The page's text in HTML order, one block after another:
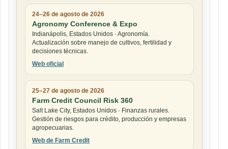
24–26 de agosto de 2026
Agronomy Conference & Expo
Indianápolis, Estados Unidos · Agronomía.
Actualización sobre manejo de cultivos, fertilidad y
decisiones técnicas.
Web oficial
25–27 de agosto de 2026
Farm Credit Council Risk 360
Salt Lake City, Estados Unidos · Finanzas rurales.
Gestión de riesgos para crédito, producción y empresas
agropecuarias.
Web de Farm Credit